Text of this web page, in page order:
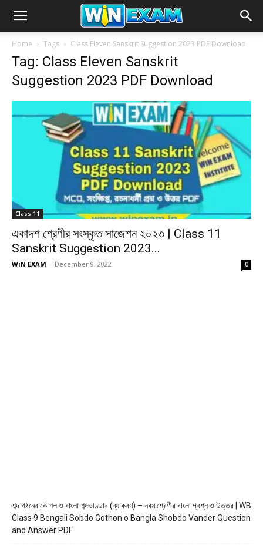
Home Tags Class Eleven Sanskrit Suggestion 2023 PDF Download
Tag: Class Eleven Sanskrit
Suggestion 2023 PDF Download
Class 11
একাদশ শ্রেণীর সংস্কৃত সাজেশন ২০২৩ | Class 11
Sanskrit Suggestion 2023...
WiN EXAM - December 9, 2022 0
শব্দ গঠনের কৌশল ও বাংলা শব্দভাণ্ডার (ব্যাকরণ) – নবম শ্রেণীর বাংলা প্রশ্ন ও উত্তর | WB
Class 9 Bengali Sobdo Gothon o Bangla Shobdo Vander Question
and Answer PDF